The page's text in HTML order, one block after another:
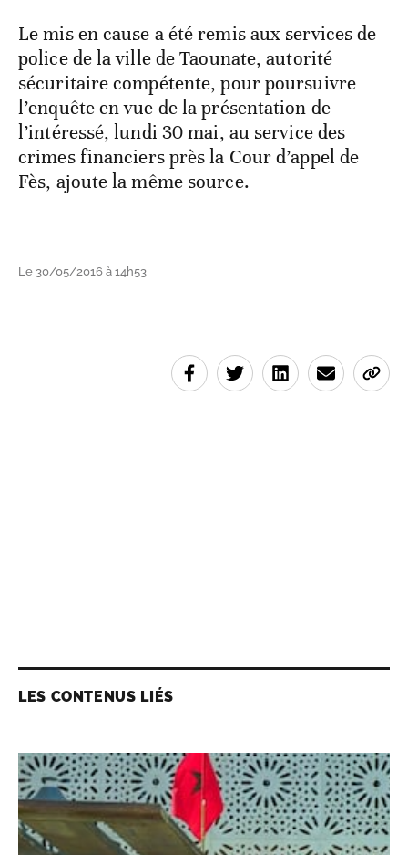
Le mis en cause a été remis aux services de
police de la ville de Taounate, autorité
sécuritaire compétente, pour poursuivre
l’enquête en vue de la présentation de
l’intéressé, lundi 30 mai, au service des
crimes financiers près la Cour d’appel de
Fès, ajoute la même source.
Le 30/05/2016 à 14h53
LES CONTENUS LIÉS